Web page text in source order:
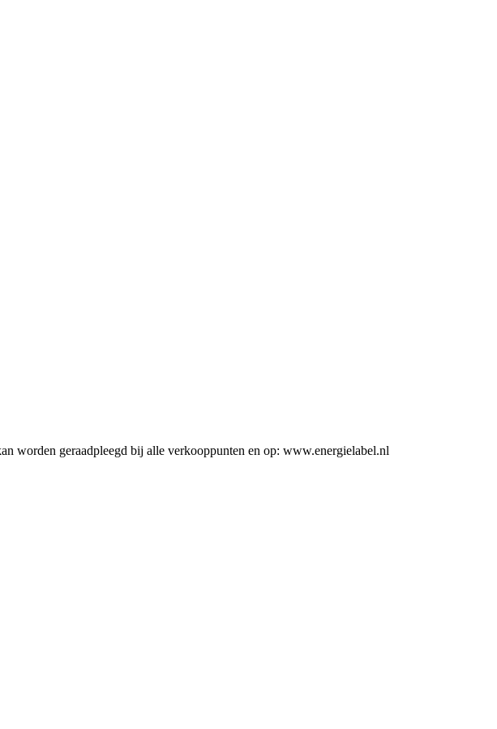
worden geraadpleegd bij alle verkooppunten en op: www.energielabel.nl